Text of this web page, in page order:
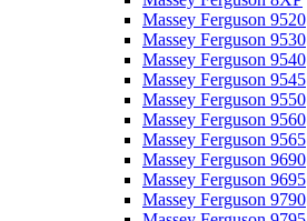
Massey Ferguson 9520
Massey Ferguson 9530
Massey Ferguson 9540
Massey Ferguson 9545
Massey Ferguson 9550
Massey Ferguson 9560
Massey Ferguson 9565
Massey Ferguson 9690
Massey Ferguson 9695
Massey Ferguson 9790